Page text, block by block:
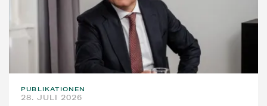
PUBLIKATIONEN
28. JULI 2026